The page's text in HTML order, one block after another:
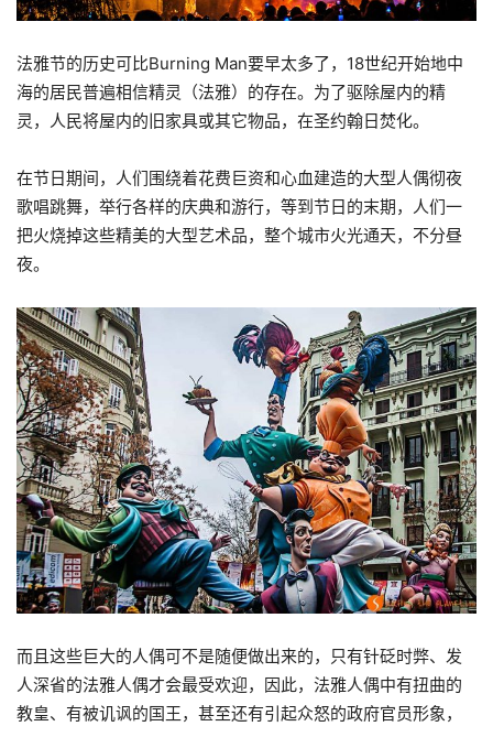
法雅节的历史可比Burning Man要早太多了，18世纪开始地中
海的居民普遍相信精灵（法雅）的存在。为了驱除屋内的精
灵，人民将屋内的旧家具或其它物品，在圣约翰日焚化。
在节日期间，人们围绕着花费巨资和心血建造的大型人偶彻夜
歌唱跳舞，举行各样的庆典和游行，等到节日的末期，人们一
把火烧掉这些精美的大型艺术品，整个城市火光通天，不分昼
夜。
而且这些巨大的人偶可不是随便做出来的，只有针砭时弊、发
人深省的法雅人偶才会最受欢迎，因此，法雅人偶中有扭曲的
教皇、有被讥讽的国王，甚至还有引起众怒的政府官员形象，